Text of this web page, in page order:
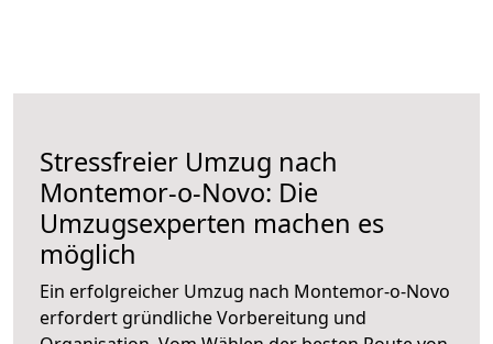
Stressfreier Umzug nach
Montemor-o-Novo: Die
Umzugsexperten machen es
möglich
Ein erfolgreicher Umzug nach Montemor-o-Novo
erfordert gründliche Vorbereitung und